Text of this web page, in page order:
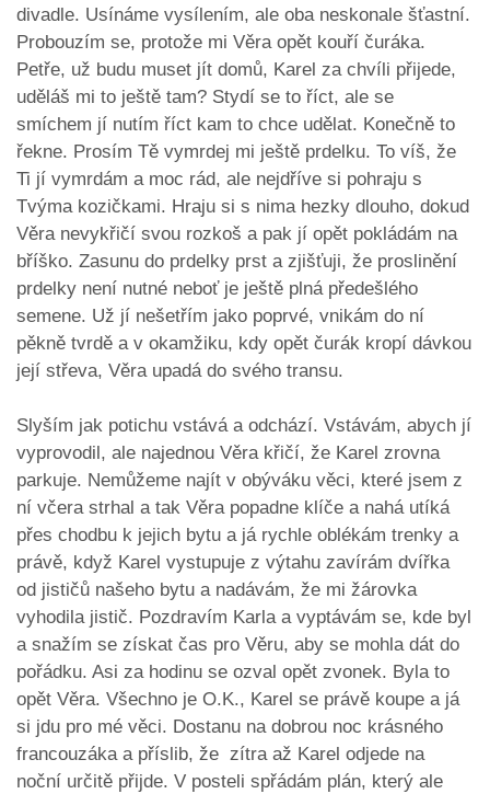
divadle. Usínáme vysílením, ale oba neskonale šťastní.
Probouzím se, protože mi Věra opět kouří čuráka.
Petře, už budu muset jít domů, Karel za chvíli přijede,
uděláš mi to ještě tam? Stydí se to říct, ale se
smíchem jí nutím říct kam to chce udělat. Konečně to
řekne. Prosím Tě vymrdej mi ještě prdelku. To víš, že
Ti jí vymrdám a moc rád, ale nejdříve si pohraju s
Tvýma kozičkami. Hraju si s nima hezky dlouho, dokud
Věra nevykřičí svou rozkoš a pak jí opět pokládám na
bříško. Zasunu do prdelky prst a zjišťuji, že proslinění
prdelky není nutné neboť je ještě plná předešlého
semene. Už jí nešetřím jako poprvé, vnikám do ní
pěkně tvrdě a v okamžiku, kdy opět čurák kropí dávkou
její střeva, Věra upadá do svého transu.
Slyším jak potichu vstává a odchází. Vstávám, abych jí
vyprovodil, ale najednou Věra křičí, že Karel zrovna
parkuje. Nemůžeme najít v obýváku věci, které jsem z
ní včera strhal a tak Věra popadne klíče a nahá utíká
přes chodbu k jejich bytu a já rychle oblékám trenky a
právě, když Karel vystupuje z výtahu zavírám dvířka
od jističů našeho bytu a nadávám, že mi žárovka
vyhodila jistič. Pozdravím Karla a vyptávám se, kde byl
a snažím se získat čas pro Věru, aby se mohla dát do
pořádku. Asi za hodinu se ozval opět zvonek. Byla to
opět Věra. Všechno je O.K., Karel se právě koupe a já
si jdu pro mé věci. Dostanu na dobrou noc krásného
francouzáka a příslib, že zítra až Karel odjede na
noční určitě přijde. V posteli spřádám plán, který ale